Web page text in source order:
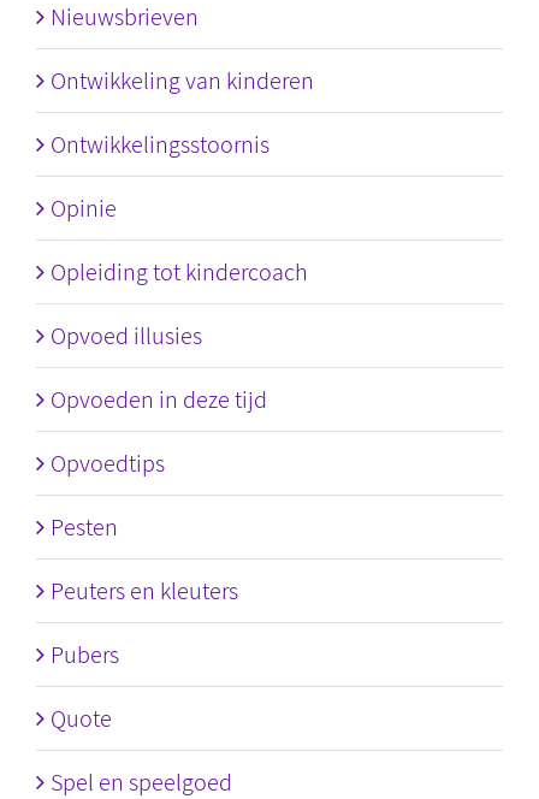
Nieuwsbrieven
Ontwikkeling van kinderen
Ontwikkelingsstoornis
Opinie
Opleiding tot kindercoach
Opvoed illusies
Opvoeden in deze tijd
Opvoedtips
Pesten
Peuters en kleuters
Pubers
Quote
Spel en speelgoed